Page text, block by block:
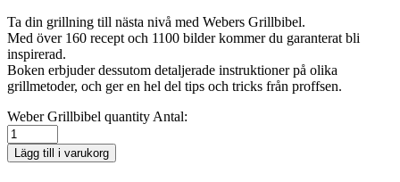
Ta din grillning till nästa nivå med Webers Grillbibel.
Med över 160 recept och 1100 bilder kommer du garanterat bli
inspirerad.
Boken erbjuder dessutom detaljerade instruktioner på olika
grillmetoder, och ger en hel del tips och tricks från proffsen.
Weber Grillbibel quantity Antal:
Lägg till i varukorg